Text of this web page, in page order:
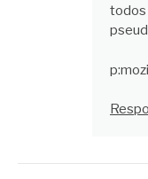
todos